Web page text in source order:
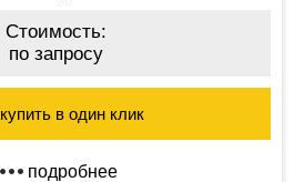
Стоимость:
по запросу
купить в один клик
подробнее